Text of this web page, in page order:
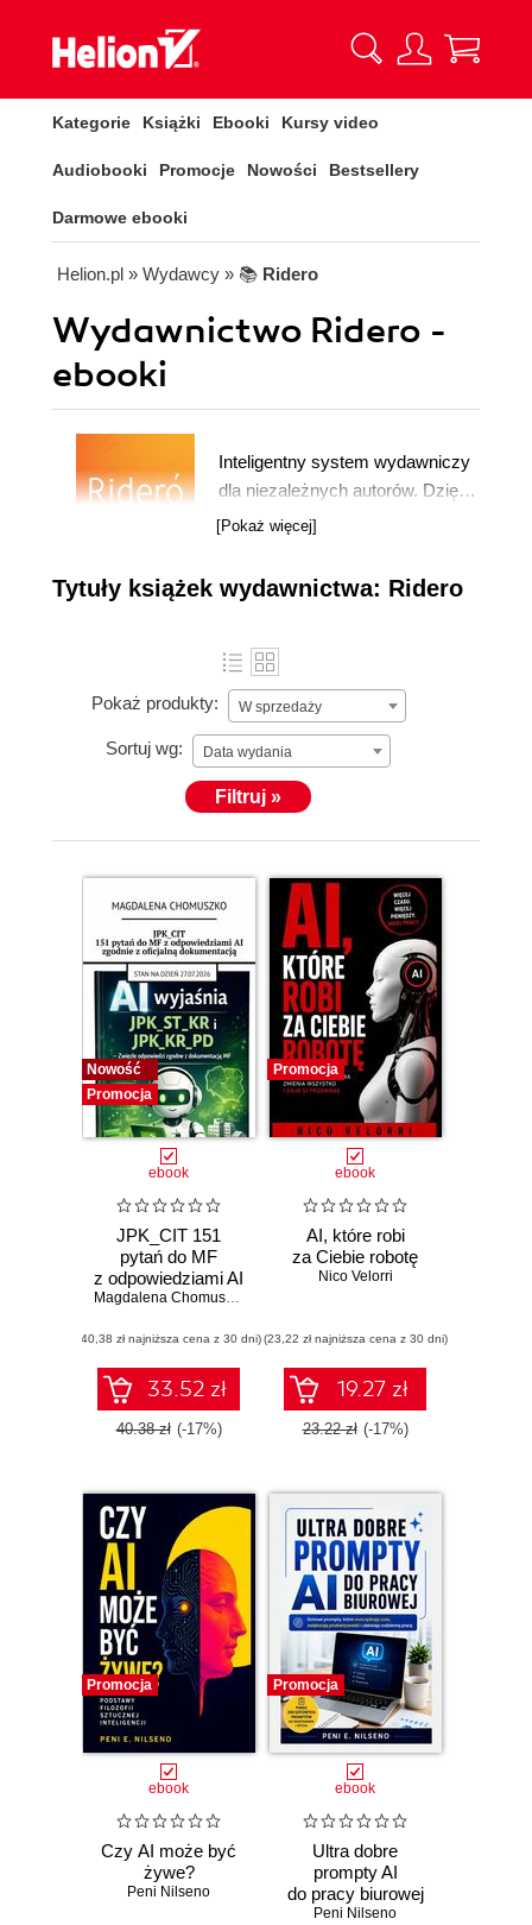
Kategorie Książki Ebooki Kursy video
Audiobooki Promocje Nowości Bestsellery
Darmowe ebooki
Helion.pl » Wydawcy » 📚 Ridero
Wydawnictwo Ridero -
ebooki
Inteligentny system wydawniczy
dla niezależnych autorów. Dzięki
Ridero w ciągu kilku minut
(np. plik Worda) w prawdziwą książkę w formacie
elektronicznym i/lub książkę drukowaną, z
[Pokaż więcej]
Tytuły książek wydawnictwa: Ridero
Pokaż produkty: W sprzedaży
Sortuj wg: Data wydania
Filtruj »
Nowość
Promocja
ebook
JPK_CIT 151
pytań do MF
z odpowiedziami AI
zgodnie z oficjalną
Magdalena Chomuszko
(40,38 zł najniższa cena z 30 dni)
33.52 zł
40.38 zł (-17%)
Promocja
ebook
AI, które robi
za Ciebie robotę
Nico Velorri
(23,22 zł najniższa cena z 30 dni)
19.27 zł
23.22 zł (-17%)
Promocja
ebook
Czy AI może być
żywe?
Peni Nilseno
Promocja
ebook
Ultra dobre
prompty AI
do pracy biurowej
Peni Nilseno